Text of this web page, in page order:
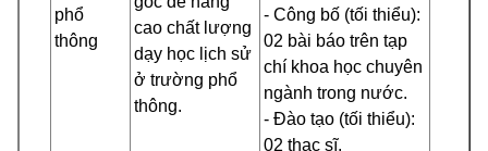
phổ
thông
cao chất lượng
dạy học lịch sử
ở trường phổ
thông.
- Công bố (tối thiểu):
02 bài báo trên tạp
chí khoa học chuyên
ngành trong nước.
- Đào tạo (tối thiểu):
02 thạc sĩ.